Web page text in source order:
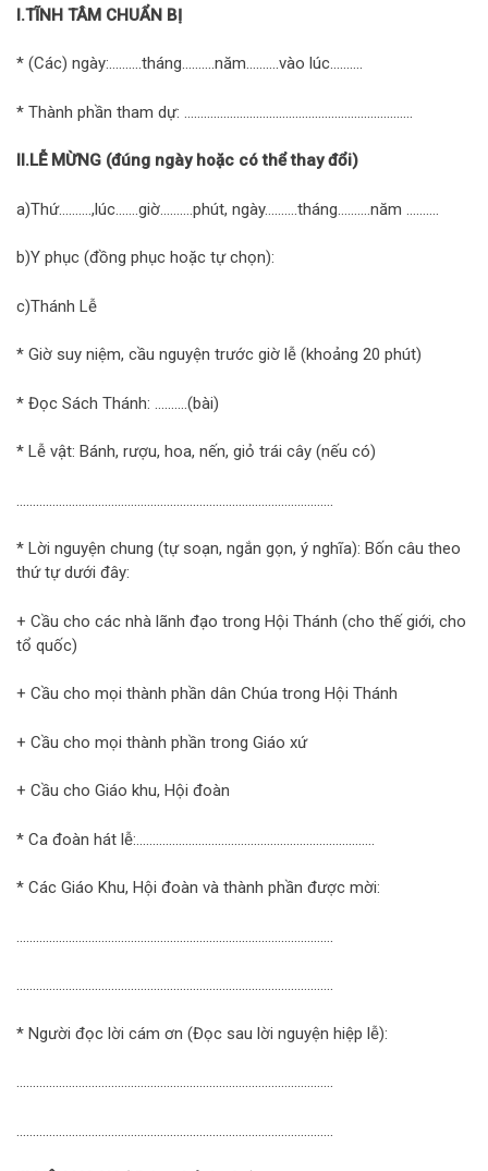
I.TĨNH TÂM CHUẨN BỊ
* (Các) ngày:……….tháng……….năm……….vào lúc……….
* Thành phần tham dự: ……….……….……….……….……….……….……….
II.LỄ MỪNG (đúng ngày hoặc có thể thay đổi)
a)Thứ……….,lúc…….giờ……….phút, ngày……….tháng……….năm ……….
b)Y phục (đồng phục hoặc tự chọn):
c)Thánh Lễ
* Giờ suy niệm, cầu nguyện trước giờ lễ (khoảng 20 phút)
* Đọc Sách Thánh: ……….(bài)
* Lễ vật: Bánh, rượu, hoa, nến, giỏ trái cây (nếu có)
…………………………………………………………………………………….
* Lời nguyện chung (tự soạn, ngắn gọn, ý nghĩa): Bốn câu theo
thứ tự dưới đây:
+ Cầu cho các nhà lãnh đạo trong Hội Thánh (cho thế giới, cho
tổ quốc)
+ Cầu cho mọi thành phần dân Chúa trong Hội Thánh
+ Cầu cho mọi thành phần trong Giáo xứ
+ Cầu cho Giáo khu, Hội đoàn
* Ca đoàn hát lễ:……………………………………………………………….
* Các Giáo Khu, Hội đoàn và thành phần được mời:
…………………………………………………………………………………….
…………………………………………………………………………………….
* Người đọc lời cám ơn (Đọc sau lời nguyện hiệp lễ):
…………………………………………………………………………………….
…………………………………………………………………………………….